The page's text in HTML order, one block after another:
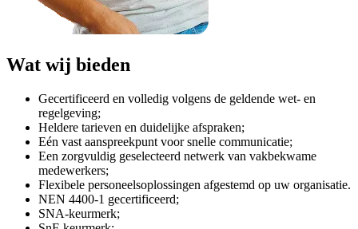
Wat wij bieden
Gecertificeerd en volledig volgens de geldende wet- en
regelgeving;
Heldere tarieven en duidelijke afspraken;
Eén vast aanspreekpunt voor snelle communicatie;
Een zorgvuldig geselecteerd netwerk van vakbekwame
medewerkers;
Flexibele personeelsoplossingen afgestemd op uw organisatie.
NEN 4400-1 gecertificeerd;
SNA-keurmerk;